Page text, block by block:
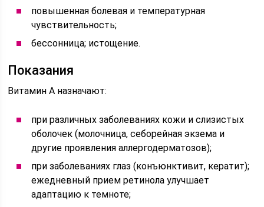
повышенная болевая и температурная
чувствительность;
бессонница; истощение.
Показания
Витамин А назначают:
при различных заболеваниях кожи и слизистых
оболочек (молочница, себорейная экзема и
другие проявления аллергодерматозов);
при заболеваниях глаз (конъюнктивит, кератит);
ежедневный прием ретинола улучшает
адаптацию к темноте;